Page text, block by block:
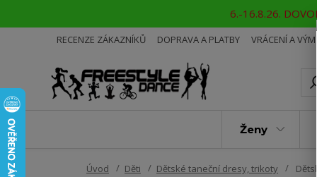
6.-16.8.26.
RECENZE ZÁKAZNÍKŮ DOPRAVA A PLATBY VRÁCENÍ A
Ženy
Úvod Děti Dětské taneční dresy, trikoty